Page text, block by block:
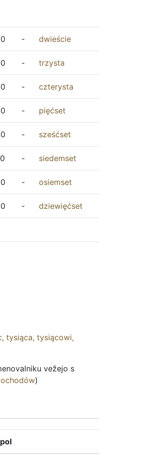
- dwieście
- trzysta
- czterysta
- pięćset
- sześćset
- siedemset
- osiemset
- dziewięćset
, tysiąca, tysiącowi,
vežejo s
)